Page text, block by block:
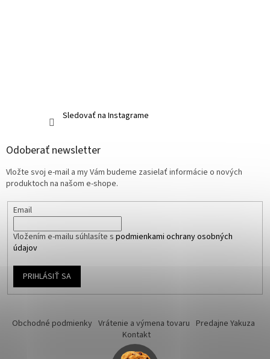
Sledovať na Instagrame
Odoberať newsletter
Vložte svoj e-mail a my Vám budeme zasielať informácie o nových
produktoch na našom e-shope.
Email
Vložením e-mailu súhlasíte s podmienkami ochrany osobných
údajov
PRIHLÁSIŤ SA
Obchodné podmienky Vrátenie a výmena tovaru Predajne Yakuza
Kontakt